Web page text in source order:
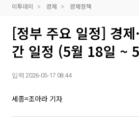
이투데이 경제 경제정책
[정부 주요 일정] 경제
간 일정 (5월 18일 ~
입력 2026-05-17 08:44
세종=조아라 기자